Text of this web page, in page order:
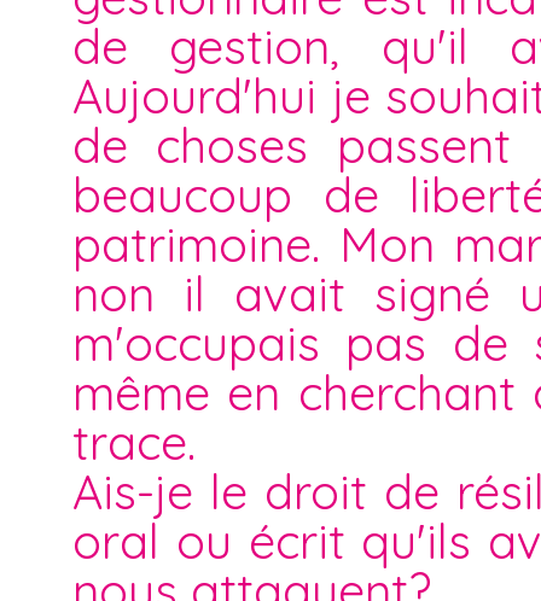
de gestion, qu'il
Aujourd'hui je
de choses
beaucoup de
patrimoine. Mon
non il avait signé
m'occupais pas
même en
trace.
Ais-je le droit de
oral ou écrit qu'ils